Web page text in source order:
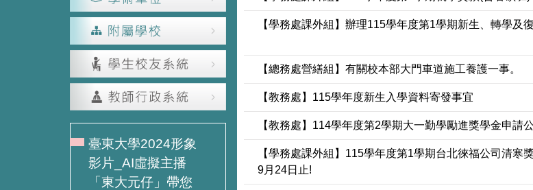
臺東大學2024形象
影片_AI虛擬主播
「東大元仔」帶您
【學務處課外組】辦理115學年度第1學期新生、轉學及
【總務處營繕組】有關校本部大門車道施工養護一事。
【教務處】115學年度新生入學資料寄發事宜
【教務處】114學年度第2學期大一勤學勵進獎學金申請
【學務處課外組】115學年度第1學期台北徠福公司清寒
9月24日止!